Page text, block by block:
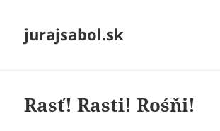
jurajsabol.sk
Rasť! Rasti! Rośňi!